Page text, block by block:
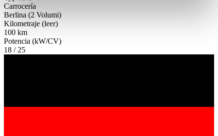
Partner führen diese Informationen möglicherweise mit
weiteren Daten zusammen, die Sie ihnen bereitgestellt
haben oder die sie im Rahmen Ihrer Nutzung der Dienste
gesammelt haben.
Carrocería
Berlina (2 Volumi)
Kilometraje (leer)
100 km
Potencia (kW/CV)
18 / 25